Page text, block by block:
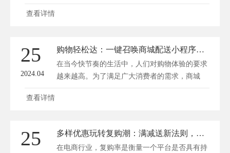
方...
查看详情
25
2024.04
购物轻松达：一键召唤商城配送小程序，速度与便捷同行
在当今快节奏的生活中，人们对购物体验的要求
越来越高。为了满足广大消费者的需求，商城
配...
查看详情
25 多样优惠玩转复购潮：满减送新法则，点燃顾客增购激情！
在电商行业，复购率是衡量一个平台是否具有持